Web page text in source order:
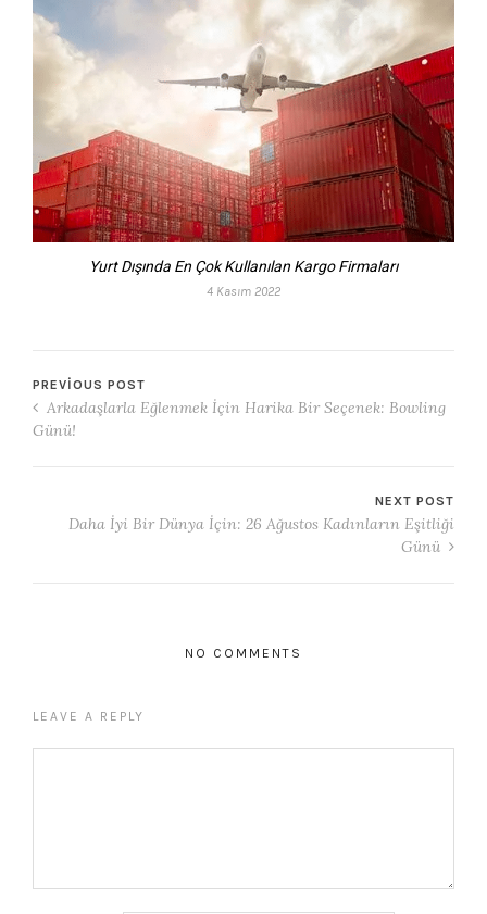
Yurt Dışında En Çok Kullanılan Kargo Firmaları
4 Kasım 2022
PREVIOUS POST
Arkadaşlarla Eğlenmek İçin Harika Bir Seçenek: Bowling
Günü!
NEXT POST
Daha İyi Bir Dünya İçin: 26 Ağustos Kadınların Eşitliği
Günü
NO COMMENTS
LEAVE A REPLY